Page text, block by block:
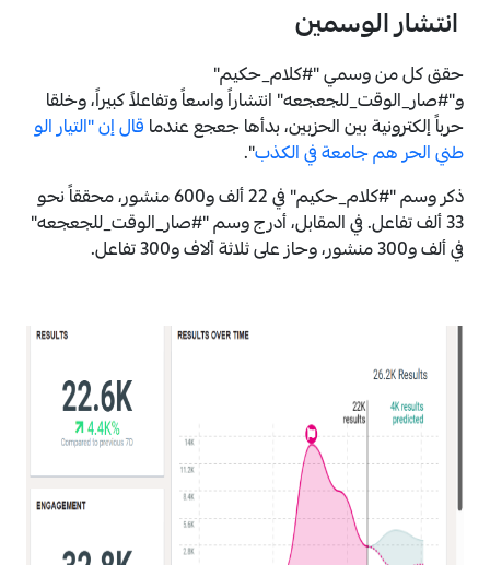
انتشار الوسمين
حقق كل من وسمي "#كلام_حكيم"
و"#صار_الوقت_للجعجعه" انتشاراً واسعاً وتفاعلاً كبيراً، وخلقا
حرباً إلكترونية بين الحزبين، بدأها جعجع عندما قال إن "التيار الو
طني الحر هم جامعة في الكذب".
ذكر وسم "#كلام_حكيم" في 22 ألف و600 منشور، محققاً نحو
33 ألف تفاعل. في المقابل، أدرج وسم "#صار_الوقت_للجعجعه"
في ألف و300 منشور، وحاز على ثلاثة آلاف و300 تفاعل.